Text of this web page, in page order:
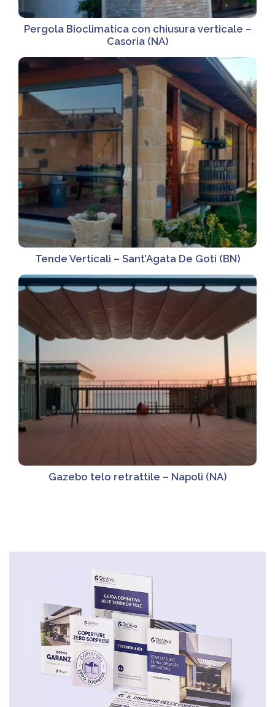
Pergola Bioclimatica con chiusura verticale –
Casoria (NA)
Tende Verticali – Sant’Agata De Goti (BN)
Gazebo telo retrattile – Napoli (NA)